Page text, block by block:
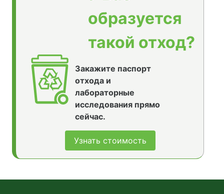
образуется
такой отход?
Закажите паспорт
отхода и
лабораторные
исследования прямо
сейчас.
Узнать стоимость